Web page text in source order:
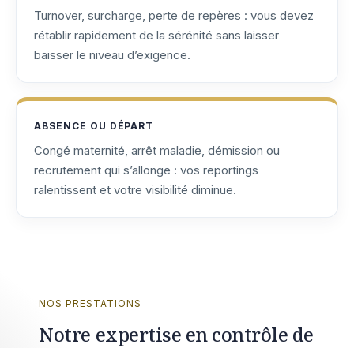
Turnover, surcharge, perte de repères : vous devez
rétablir rapidement de la sérénité sans laisser
baisser le niveau d’exigence.
ABSENCE OU DÉPART
Congé maternité, arrêt maladie, démission ou
recrutement qui s’allonge : vos reportings
ralentissent et votre visibilité diminue.
NOS PRESTATIONS
Notre expertise en contrôle de